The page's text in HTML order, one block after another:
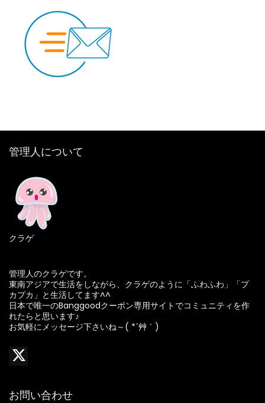
管理人について
クラゲ
管理人のクラゲです。
東南アジアで生活をしながら、クラゲのように「ふわふわ」「プ
カプカ」と生活してます^^
日本で唯一のBanggoodクーポン専用サイトでコミュニティを作
れたらと思います♪
お気軽にメッセージ下さいね～( *´艸｀)
お問い合わせ